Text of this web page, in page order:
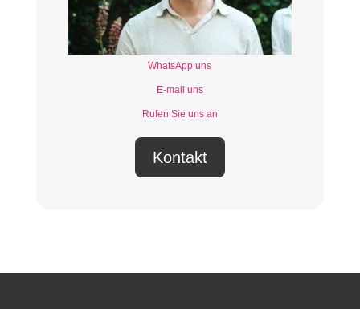
WhatsApp uns
E-mail uns
Rufen Sie uns an
Kontakt